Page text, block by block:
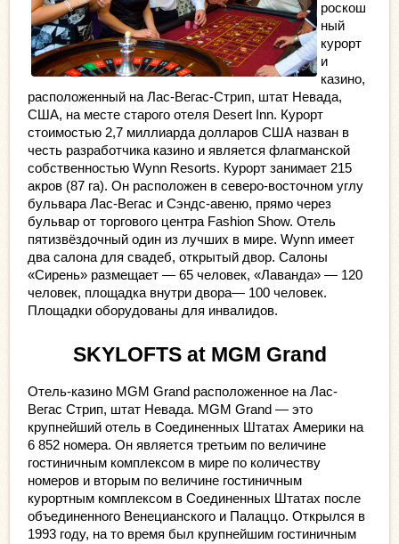
роскош
ный
курорт
и
казино,
расположенный на Лас-Вегас-Стрип, штат Невада,
США, на месте старого отеля Desert Inn. Курорт
стоимостью 2,7 миллиарда долларов США назван в
честь разработчика казино и является флагманской
собственностью Wynn Resorts. Курорт занимает 215
акров (87 га). Он расположен в северо-восточном углу
бульвара Лас-Вегас и Сэндс-авеню, прямо через
бульвар от торгового центра Fashion Show. Отель
пятизвёздочный один из лучших в мире. Wynn имеет
два салона для свадеб, открытый двор. Салоны
«Сирень» размещает — 65 человек, «Лаванда» — 120
человек, площадка внутри двора— 100 человек.
Площадки оборудованы для инвалидов.
SKYLOFTS at MGM Grand
Отель-казино MGM Grand расположенное на Лас-
Вегас Стрип, штат Невада. MGM Grand — это
крупнейший отель в Соединенных Штатах Америки на
6 852 номера. Он является третьим по величине
гостиничным комплексом в мире по количеству
номеров и вторым по величине гостиничным
курортным комплексом в Соединенных Штатах после
объединенного Венецианского и Палаццо. Открылся в
1993 году, на то время был крупнейшим гостиничным